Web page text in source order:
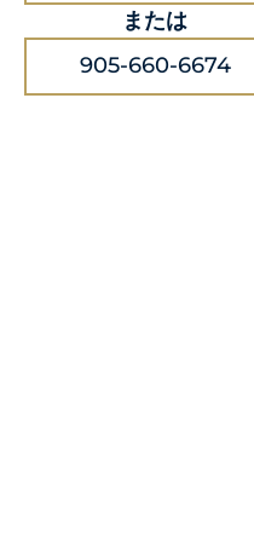
または
905-660-6674